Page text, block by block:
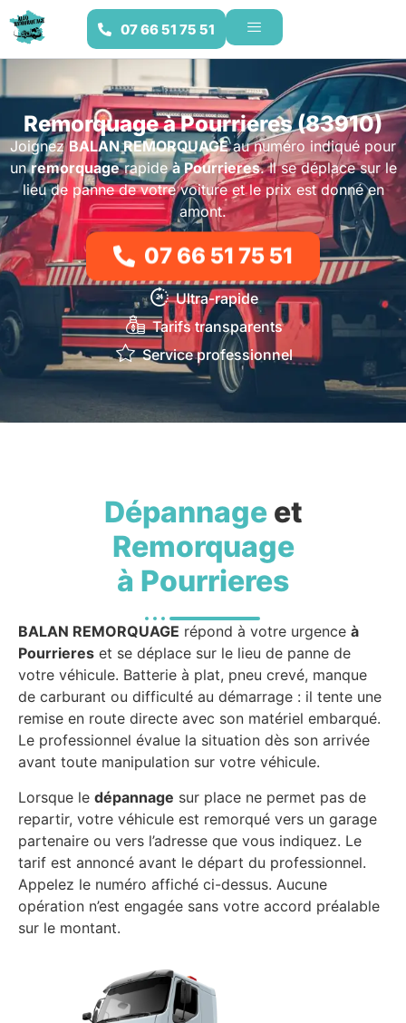
07 66 51 75 51
Remorquage à Pourrieres (83910)
JoignezBALAN REMORQUAGEau numéro indiqué pour
unremorquagerapideà Pourrieres. Il se déplace sur le
lieu de panne de votre voiture et le prix est donné en
amont.
07 66 51 75 51
Ultra-rapide
Tarifs transparents
Service professionnel
Dépannageet
Remorquage
à Pourrieres
BALAN REMORQUAGE répond à votre urgence à
Pourrieres et se déplace sur le lieu de panne de
votre véhicule. Batterie à plat, pneu crevé, manque
de carburant ou difficulté au démarrage : il tente une
remise en route directe avec son matériel embarqué.
Le professionnel évalue la situation dès son arrivée
avant toute manipulation sur votre véhicule.
Lorsque le dépannage sur place ne permet pas de
repartir, votre véhicule est remorqué vers un garage
partenaire ou vers l’adresse que vous indiquez. Le
tarif est annoncé avant le départ du professionnel.
Appelez le numéro affiché ci-dessus. Aucune
opération n’est engagée sans votre accord préalable
sur le montant.